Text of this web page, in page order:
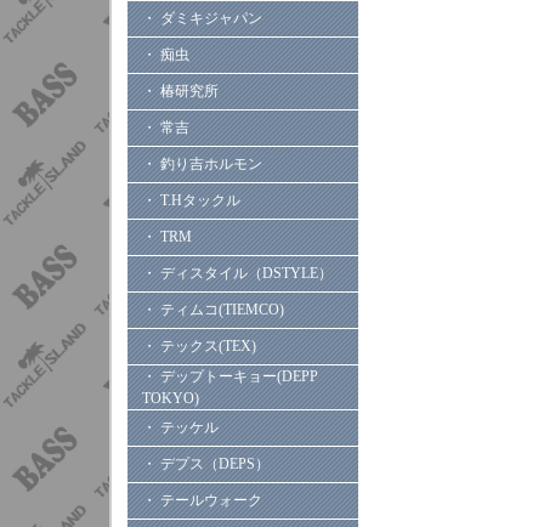
・ ダミキジャパン
・ 痴虫
・ 椿研究所
・ 常吉
・ 釣り吉ホルモン
・ T.Hタックル
・ TRM
・ ディスタイル（DSTYLE）
・ ティムコ(TIEMCO)
・ テックス(TEX)
・ デップトーキョー(DEPP
TOKYO)
・ テッケル
・ デプス（DEPS）
・ テールウォーク